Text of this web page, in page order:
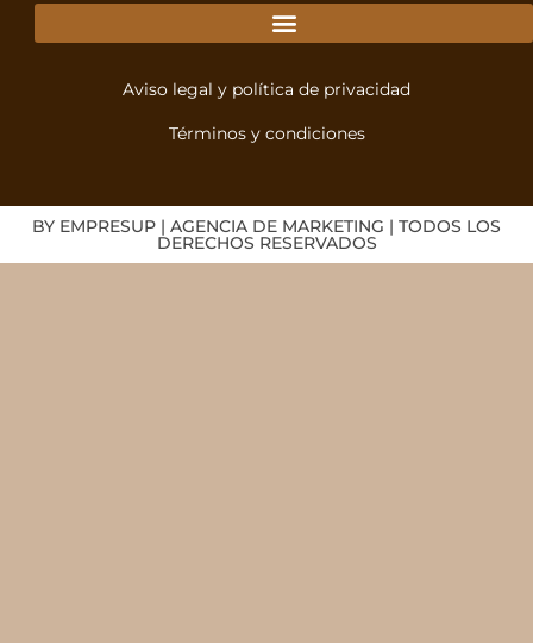
Aviso legal y política de privacidad
Términos y condiciones
BY EMPRESUP | AGENCIA DE MARKETING | TODOS LOS
DERECHOS RESERVADOS